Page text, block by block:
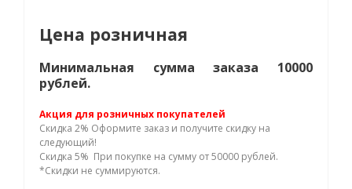
Цена розничная
Минимальная сумма заказа 10000
рублей.
Акция для розничных покупателей
Скидка 2% Оформите заказ и получите скидку на
следующий!
Скидка 5% При покупке на сумму от 50000 рублей.
*Скидки не суммируются.